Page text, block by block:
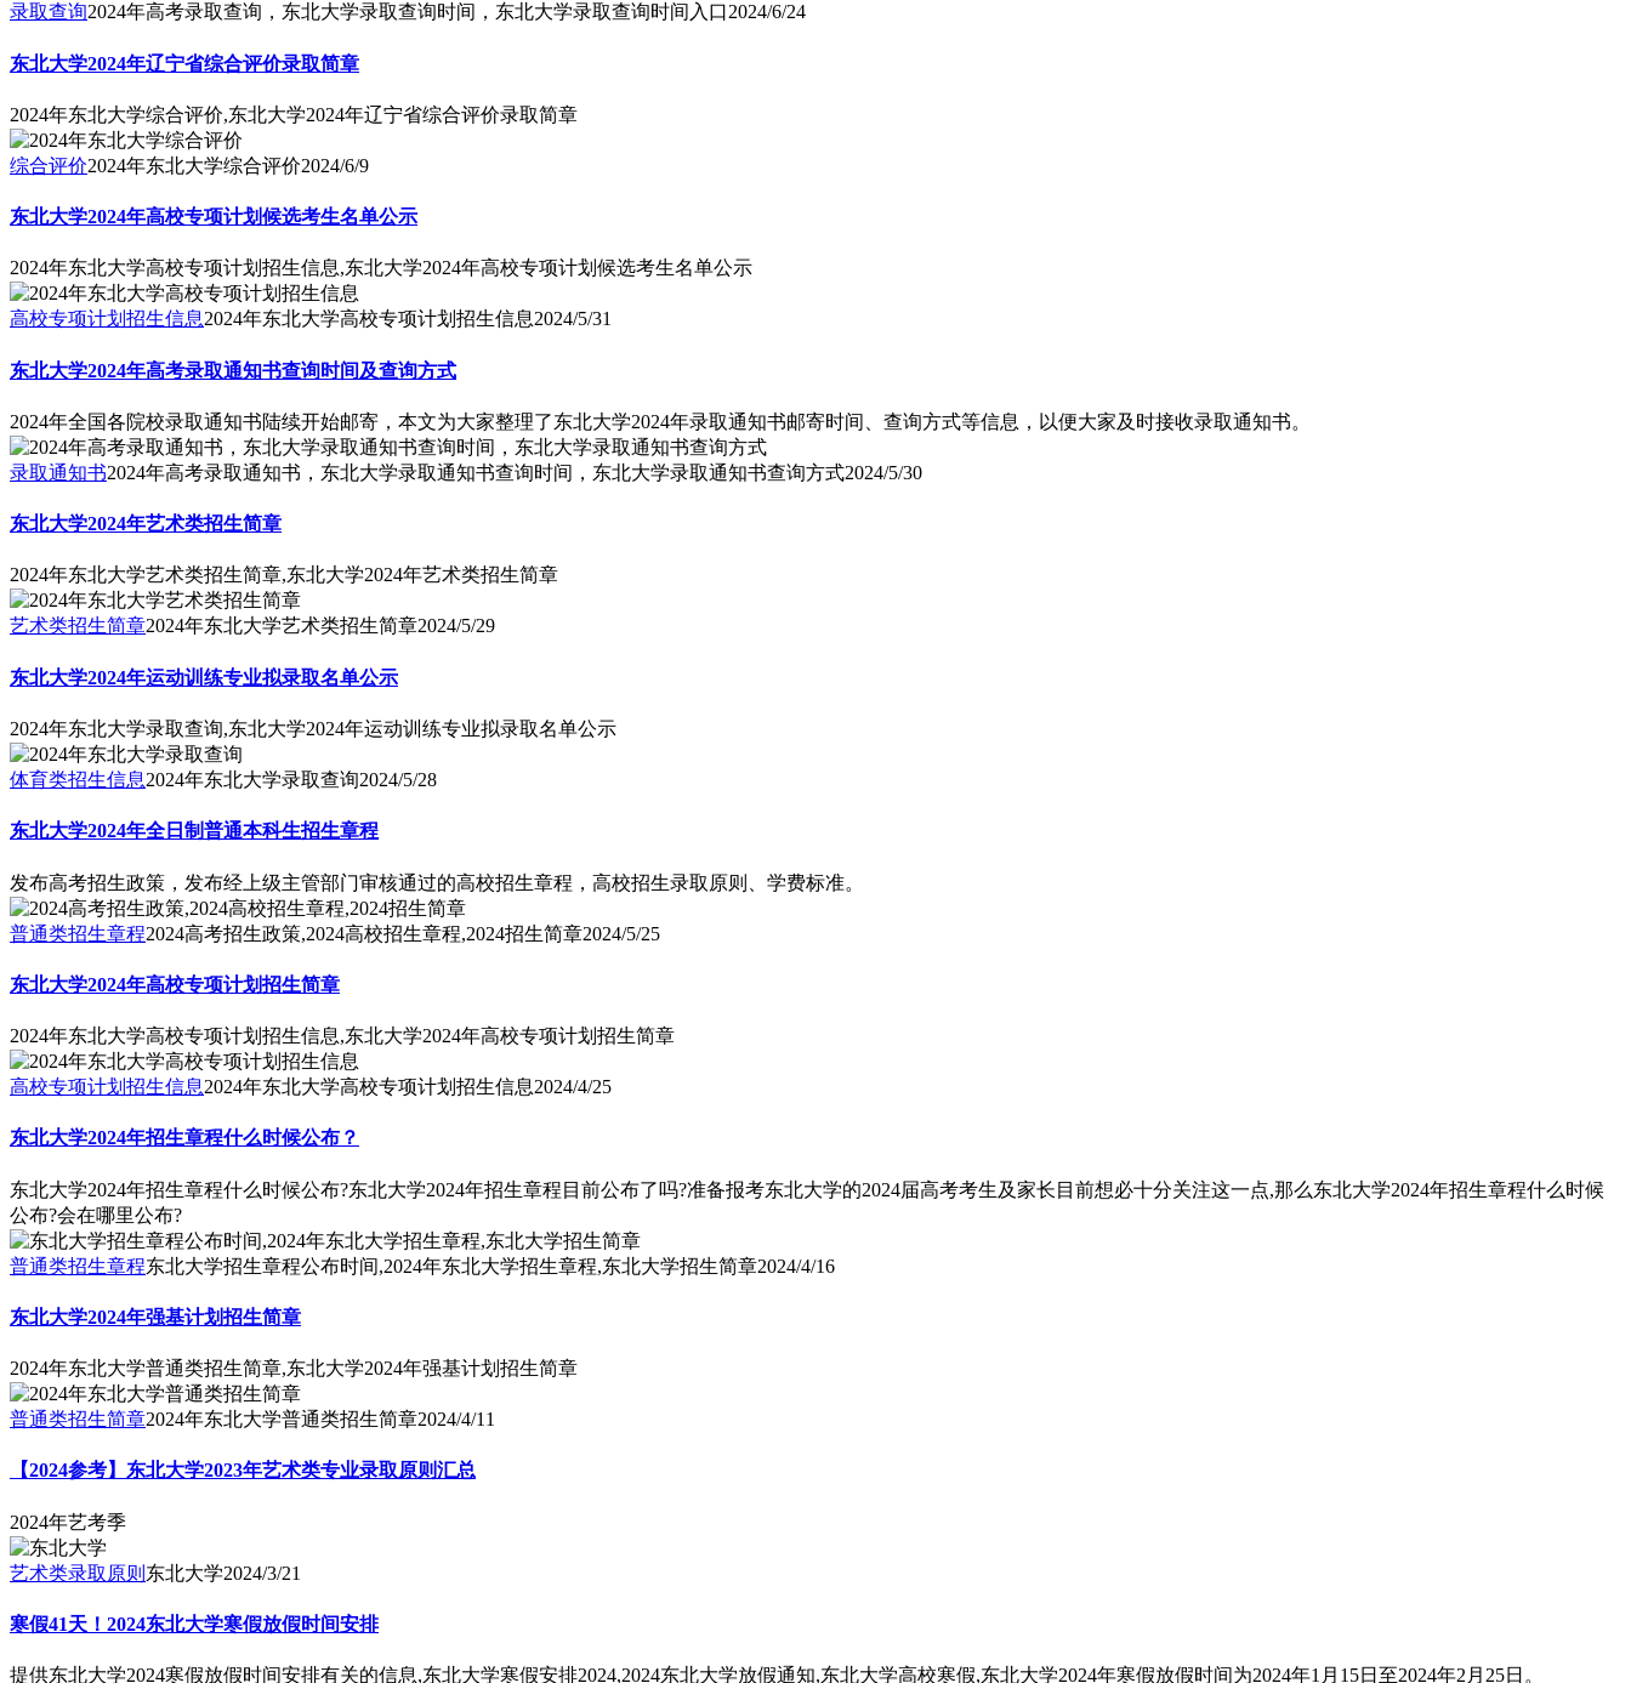
录取查询2024年高考录取查询，东北大学录取查询时间，东北大学录取查询时间入口2024/6/24
东北大学2024年辽宁省综合评价录取简章
2024年东北大学综合评价,东北大学2024年辽宁省综合评价录取简章
综合评价2024年东北大学综合评价2024/6/9
东北大学2024年高校专项计划候选考生名单公示
2024年东北大学高校专项计划招生信息,东北大学2024年高校专项计划候选考生名单公示
高校专项计划招生信息2024年东北大学高校专项计划招生信息2024/5/31
东北大学2024年高考录取通知书查询时间及查询方式
2024年全国各院校录取通知书陆续开始邮寄，本文为大家整理了东北大学2024年录取通知书邮寄时间、查询方式等信息，以便大家及时接收录取通知书。
录取通知书2024年高考录取通知书，东北大学录取通知书查询时间，东北大学录取通知书查询方式2024/5/30
东北大学2024年艺术类招生简章
2024年东北大学艺术类招生简章,东北大学2024年艺术类招生简章
艺术类招生简章2024年东北大学艺术类招生简章2024/5/29
东北大学2024年运动训练专业拟录取名单公示
2024年东北大学录取查询,东北大学2024年运动训练专业拟录取名单公示
体育类招生信息2024年东北大学录取查询2024/5/28
东北大学2024年全日制普通本科生招生章程
发布高考招生政策，发布经上级主管部门审核通过的高校招生章程，高校招生录取原则、学费标准。
普通类招生章程2024高考招生政策,2024高校招生章程,2024招生简章2024/5/25
东北大学2024年高校专项计划招生简章
2024年东北大学高校专项计划招生信息,东北大学2024年高校专项计划招生简章
高校专项计划招生信息2024年东北大学高校专项计划招生信息2024/4/25
东北大学2024年招生章程什么时候公布？
东北大学2024年招生章程什么时候公布?东北大学2024年招生章程目前公布了吗?准备报考东北大学的2024届高考考生及家长目前想必十分关注这一点,那么东北大学2024年招生章程什么时候
公布?会在哪里公布?
普通类招生章程东北大学招生章程公布时间,2024年东北大学招生章程,东北大学招生简章2024/4/16
东北大学2024年强基计划招生简章
2024年东北大学普通类招生简章,东北大学2024年强基计划招生简章
普通类招生简章2024年东北大学普通类招生简章2024/4/11
【2024参考】东北大学2023年艺术类专业录取原则汇总
2024年艺考季
艺术类录取原则 东北大学2024/3/21
寒假41天！2024东北大学寒假放假时间安排
提供东北大学2024寒假放假时间安排有关的信息,东北大学寒假安排2024,2024东北大学放假通知,东北大学高校寒假,东北大学2024年寒假放假时间为2024年1月15日至2024年2月25日。